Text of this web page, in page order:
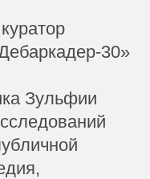
30»
Зульфии